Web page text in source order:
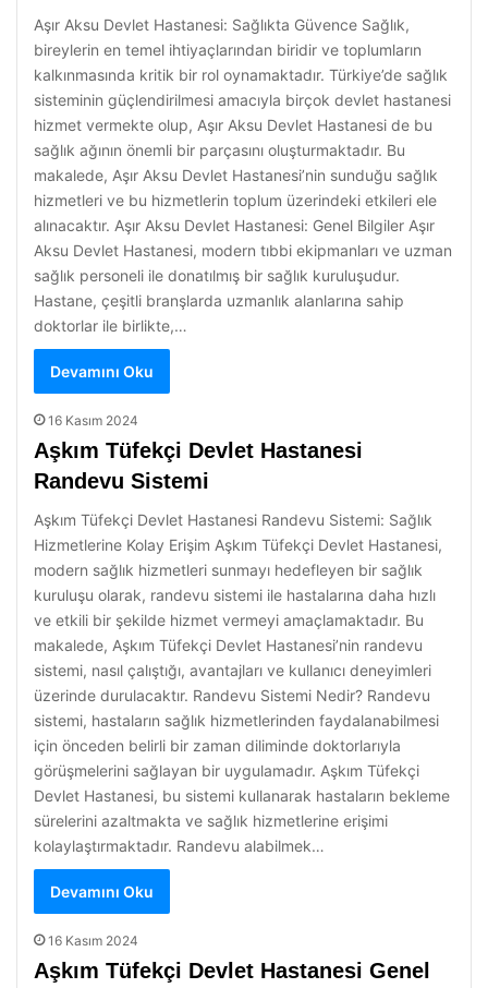
Aşır Aksu Devlet Hastanesi: Sağlıkta Güvence Sağlık,
bireylerin en temel ihtiyaçlarından biridir ve toplumların
kalkınmasında kritik bir rol oynamaktadır. Türkiye’de sağlık
sisteminin güçlendirilmesi amacıyla birçok devlet hastanesi
hizmet vermekte olup, Aşır Aksu Devlet Hastanesi de bu
sağlık ağının önemli bir parçasını oluşturmaktadır. Bu
makalede, Aşır Aksu Devlet Hastanesi’nin sunduğu sağlık
hizmetleri ve bu hizmetlerin toplum üzerindeki etkileri ele
alınacaktır. Aşır Aksu Devlet Hastanesi: Genel Bilgiler Aşır
Aksu Devlet Hastanesi, modern tıbbi ekipmanları ve uzman
sağlık personeli ile donatılmış bir sağlık kuruluşudur.
Hastane, çeşitli branşlarda uzmanlık alanlarına sahip
doktorlar ile birlikte,…
Devamını Oku
16 Kasım 2024
Aşkım Tüfekçi Devlet Hastanesi
Randevu Sistemi
Aşkım Tüfekçi Devlet Hastanesi Randevu Sistemi: Sağlık
Hizmetlerine Kolay Erişim Aşkım Tüfekçi Devlet Hastanesi,
modern sağlık hizmetleri sunmayı hedefleyen bir sağlık
kuruluşu olarak, randevu sistemi ile hastalarına daha hızlı
ve etkili bir şekilde hizmet vermeyi amaçlamaktadır. Bu
makalede, Aşkım Tüfekçi Devlet Hastanesi’nin randevu
sistemi, nasıl çalıştığı, avantajları ve kullanıcı deneyimleri
üzerinde durulacaktır. Randevu Sistemi Nedir? Randevu
sistemi, hastaların sağlık hizmetlerinden faydalanabilmesi
için önceden belirli bir zaman diliminde doktorlarıyla
görüşmelerini sağlayan bir uygulamadır. Aşkım Tüfekçi
Devlet Hastanesi, bu sistemi kullanarak hastaların bekleme
sürelerini azaltmakta ve sağlık hizmetlerine erişimi
kolaylaştırmaktadır. Randevu alabilmek…
Devamını Oku
16 Kasım 2024
Aşkım Tüfekçi Devlet Hastanesi Genel